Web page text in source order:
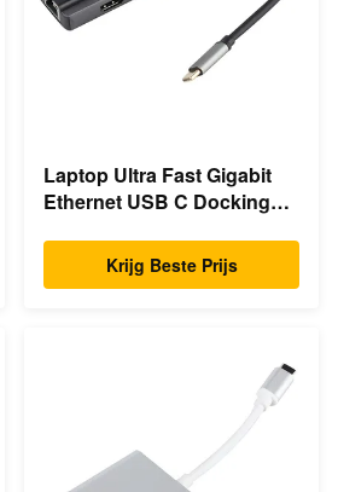
Laptop Ultra Fast Gigabit
Ethernet USB C Docking
Krijg Beste Prijs